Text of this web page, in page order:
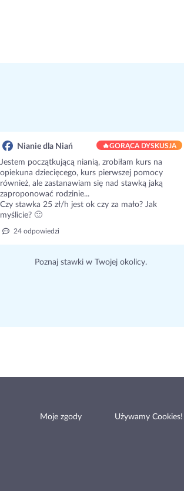
Nianie dla Niań 🔥GORĄCA DYSKUSJA
Jestem początkującą nianią, zrobiłam kurs na
opiekuna dziecięcego, kurs pierwszej pomocy
również, ale zastanawiam się nad stawką jaką
zaproponować rodzinie...
Czy stawka 25 zł/h jest ok czy za mało? Jak
myślicie? 🙂
24 odpowiedzi
Poznaj stawki w Twojej okolicy.
Moje zgody Używamy Cookies!